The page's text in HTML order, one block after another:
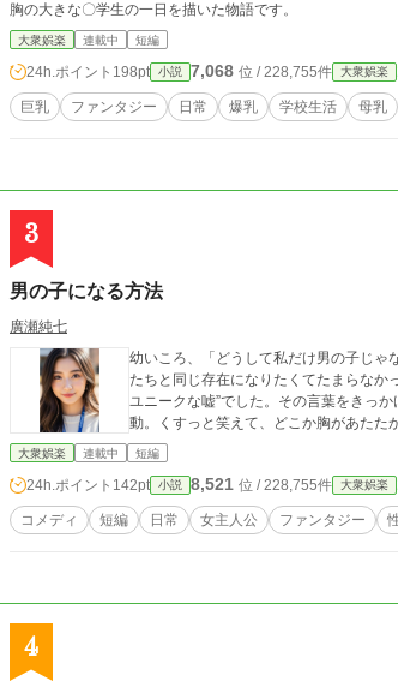
胸の大きな〇学生の一日を描いた物語です。
大衆娯楽 連載中 短編
24h.ポイント 198pt 小説 7,068 位 / 228,755件 大衆娯楽
巨乳 ファンタジー 日常 爆乳 学校生活 母乳
3
男の子になる方法
廣瀬純七
幼いころ、「どうして私だけ男の子じ
たちと同じ存在になりたくてたまらなか
ユニークな嘘”でした。その言葉をきっ
動。くすっと笑えて、どこか胸があた
大衆娯楽 連載中 短編
24h.ポイント 142pt 小説 8,521 位 / 228,755件 大衆娯楽
コメディ 短編 日常 女主人公 ファンタジー
4